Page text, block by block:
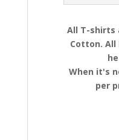
All T-shirts
Cotton. All
When it's
per